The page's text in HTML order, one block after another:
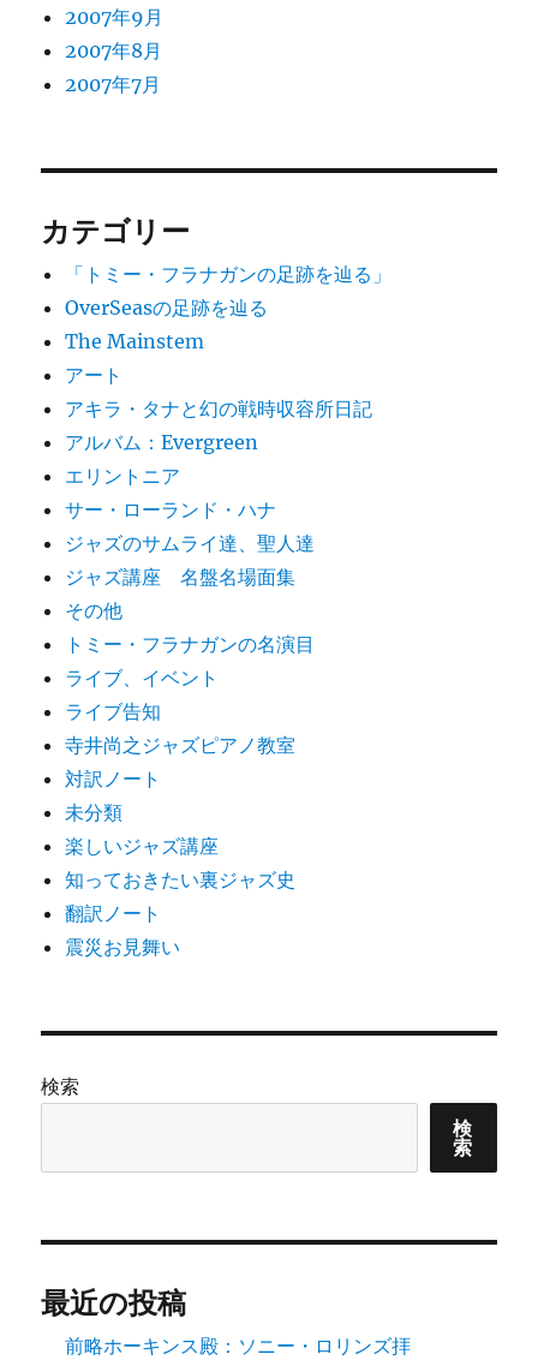
2007年9月
2007年8月
2007年7月
カテゴリー
「トミー・フラナガンの足跡を辿る」
OverSeasの足跡を辿る
The Mainstem
アート
アキラ・タナと幻の戦時収容所日記
アルバム：Evergreen
エリントニア
サー・ローランド・ハナ
ジャズのサムライ達、聖人達
ジャズ講座 名盤名場面集
その他
トミー・フラナガンの名演目
ライブ、イベント
ライブ告知
寺井尚之ジャズピアノ教室
対訳ノート
未分類
楽しいジャズ講座
知っておきたい裏ジャズ史
翻訳ノート
震災お見舞い
検索
検
索
最近の投稿
前略ホーキンス殿：ソニー・ロリンズ拝